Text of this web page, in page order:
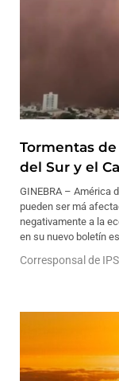
Tormentas
del Sur y el
GINEBRA – América
pueden ser má
negativamente a la
en su nuevo boletín
Corresponsal de IPS